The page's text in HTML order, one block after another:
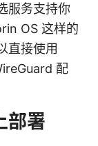
服务支持你
OS 这样的
直接使用
配
部署